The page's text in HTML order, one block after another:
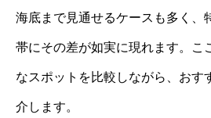
海底まで見通せるケースも多く、
帯にその差が如実に現れます。こ
なスポットを比較しながら、おす
介します。